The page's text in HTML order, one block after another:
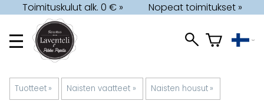
Toimituskulut alk. 0 € » Nopeat toimitukset »
Tuotteet ‪» Naisten vaatteet ‪» Naisten housut ‪»